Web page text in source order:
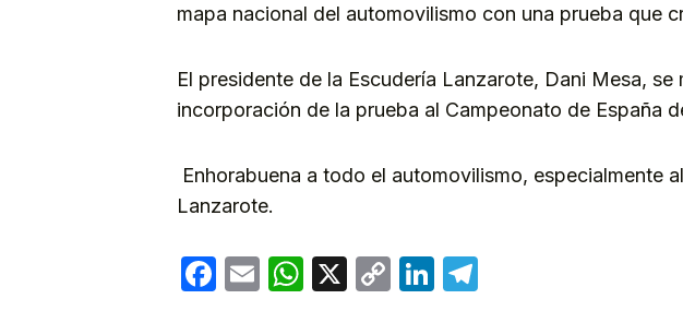
mapa nacional del automovilismo con una prueba que
El presidente de la Escudería Lanzarote, Dani Mesa,
incorporación de la prueba al Campeonato de España
Enhorabuena a todo el automovilismo, especialmente
Lanzarote.
Facebook
EmailWhatsApp
X
CopyLinkedIn